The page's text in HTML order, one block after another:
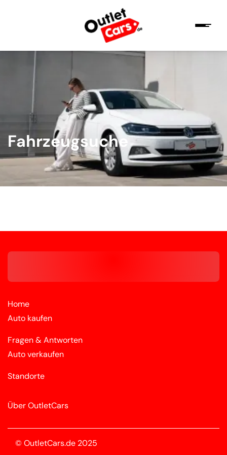
Fahrzeugsuche
Home
Auto kaufen
Fragen & Antworten
Auto verkaufen
Standorte
Über OutletCars
© OutletCars.de 2025